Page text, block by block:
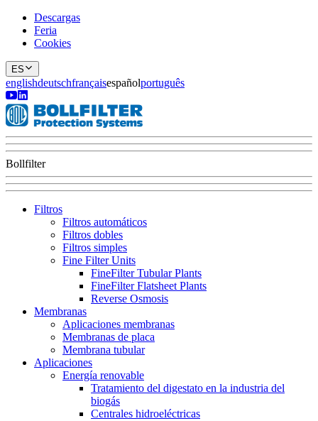
Descargas
Feria
Cookies
ES
englishdeutschfrançaisespañolportuguês
Bollfilter
Filtros
Filtros automáticos
Filtros dobles
Filtros simples
Fine Filter Units
FineFilter Tubular Plants
FineFilter Flatsheet Plants
Reverse Osmosis
Membranas
Aplicaciones membranas
Membranas de placa
Membrana tubular
Aplicaciones
Energía renovable
Tratamiento del digestato en la industria del
biogás
Centrales hidroeléctricas